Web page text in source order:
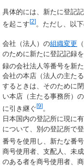
具体的には、新たに登記
を起こす[2] 。ただし、以
会社（法人）の組織変更 （
のために新たに登記記録
録の会社法人等番号を新
会社の本店（法人の主た
するときは、そのために
い本店（主たる事務所）
に引き継ぐ[9] 。
日本国内の登記所に現に
について、別の登記所で
番号を使用し、新たな番
商号使用者、支配人、未
のある者を商号使用者、